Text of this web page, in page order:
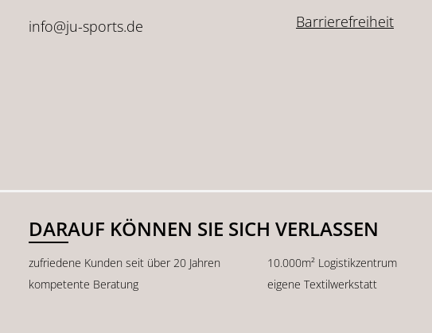
info@ju-sports.de
Barrierefreiheit
DARAUF KÖNNEN SIE SICH VERLASSEN
zufriedene Kunden seit über 20 Jahren
10.000m² Logistikzentrum
kompetente Beratung
eigene Textilwerkstatt